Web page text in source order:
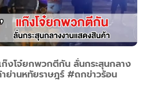
งโจ๋ยกพวกตีกัน ลั่นกระสุนกลาง
ย่านหทัยราษฎร์ #ถกข่าวร้อน